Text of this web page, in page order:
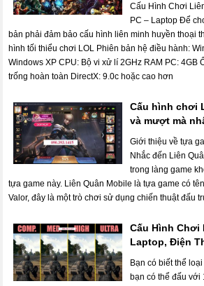
Cấu Hình Chơi
PC – Laptop Để
bản phải đảm bảo cấu hình liên minh huyền thoại
hình tối thiểu chơi LOL Phiên bản hệ điều hành:
Windows XP CPU: Bộ vi xử lí 2GHz RAM PC: 4GB
trống hoàn toàn DirectX: 9.0c hoặc cao hơn
Cấu hình chơi
và mượt mà
Giới thiệu về tựa
Nhắc đến Liên
trong làng game
tựa game này. Liên Quân Mobile là tựa game có
Valor, đây là một trò chơi sử dụng chiến thuật đấu
Cấu Hình Chơi
Laptop, Điện
Bạn có biết thể
bạn có thể đấu với